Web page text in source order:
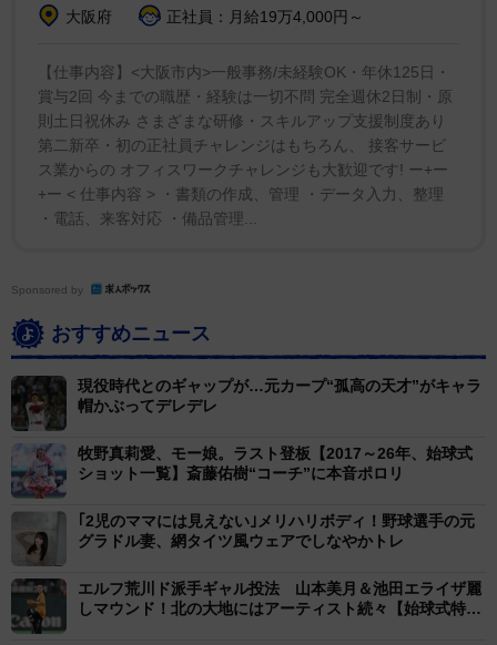
に、気持ちがたびたび揺れ動くことです。
大阪府
正社員：月給19万4,000円～
【仕事内容】<大阪市内>一般事務/未経験OK・年休125日・
賞与2回 今までの職歴・経験は一切不問 完全週休2日制・原
則土日祝休み さまざまな研修・スキルアップ支援制度あり
第二新卒・初の正社員チャレンジはもちろん、 接客サービ
ス業からの オフィスワークチャレンジも大歓迎です! ー+ー
+ー < 仕事内容 > ・書類の作成、管理 ・データ入力、整理
・電話、来客対応 ・備品管理...
Sponsored by
おすすめニュース
現役時代とのギャップが…元カープ“孤高の天才”がキャラ
帽かぶってデレデレ
牧野真莉愛、モー娘。ラスト登板【2017～26年、始球式
ショット一覧】斎藤佑樹“コーチ”に本音ポロリ
｢2児のママには見えない｣メリハリボディ！野球選手の元
グラドル妻、網タイツ風ウェアでしなやかトレ
エルフ荒川ド派手ギャル投法 山本美月＆池田エライザ麗
しマウンド！北の大地にはアーティスト続々【始球式特